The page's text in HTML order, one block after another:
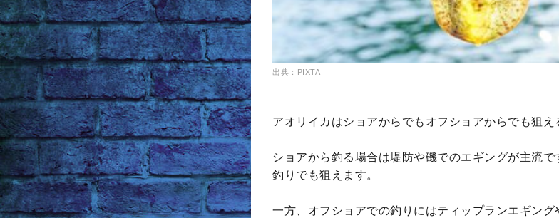
出典：PIXTA
アオリイカはショアからでもオフショアからでも狙え
ショアから釣る場合は堤防や磯でのエギングが主流で
釣りでも狙えます。
一方、オフショアでの釣りにはティップランエギング